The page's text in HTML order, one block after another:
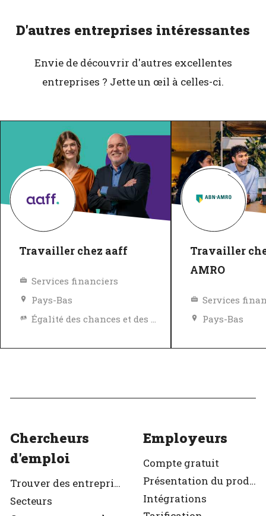
D'autres entreprises intéressantes
Envie de découvrir d'autres excellentes
entreprises ? Jette un œil à celles-ci.
Travailler chez aaff
Services financiers
Pays-Bas
Travailler
AMRO
Services
Pays-Bas
Chercheurs
d'emploi
Trouver des entreprises
Secteurs
Employeurs
Compte gratuit
Présentation du produit
Intégrations